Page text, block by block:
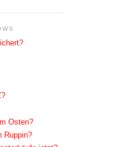
Osten?
Ruppin?